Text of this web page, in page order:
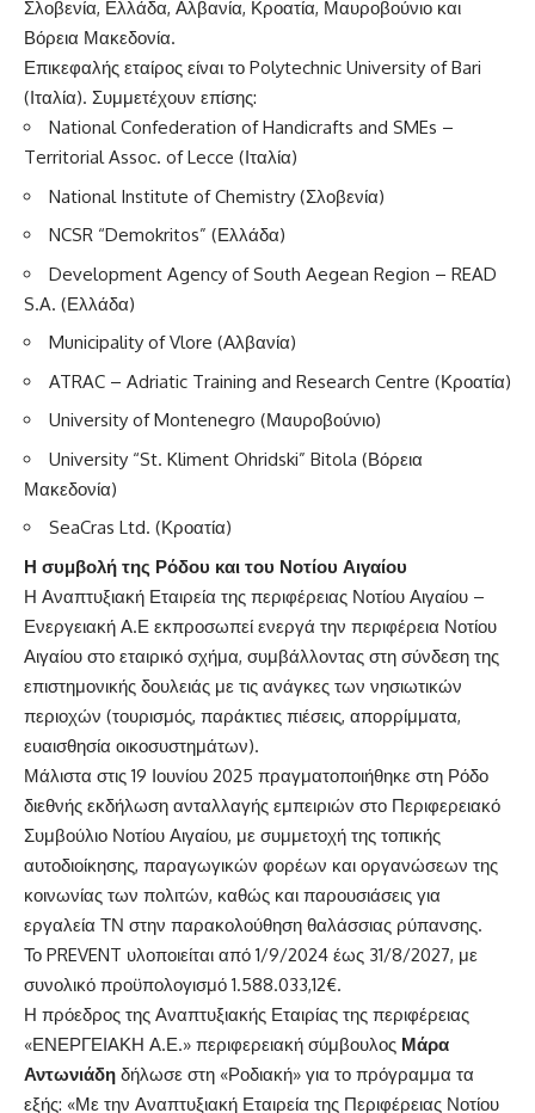
Σλοβενία, Ελλάδα, Αλβανία, Κροατία, Μαυροβούνιο και
Βόρεια Μακεδονία.
Επικεφαλής εταίρος είναι το Polytechnic University of Bari
(Ιταλία). Συμμετέχουν επίσης:
National Confederation of Handicrafts and SMEs –
Territorial Assoc. of Lecce (Ιταλία)
National Institute of Chemistry (Σλοβενία)
NCSR “Demokritos” (Ελλάδα)
Development Agency of South Aegean Region – READ
S.A. (Ελλάδα)
Municipality of Vlore (Αλβανία)
ATRAC – Adriatic Training and Research Centre (Κροατία)
University of Montenegro (Μαυροβούνιο)
University “St. Kliment Ohridski” Bitola (Βόρεια
Μακεδονία)
SeaCras Ltd. (Κροατία)
Η συμβολή της Ρόδου και του Νοτίου Αιγαίου
Η Αναπτυξιακή Εταιρεία της περιφέρειας Νοτίου Αιγαίου –
Ενεργειακή Α.Ε εκπροσωπεί ενεργά την περιφέρεια Νοτίου
Αιγαίου στο εταιρικό σχήμα, συμβάλλοντας στη σύνδεση της
επιστημονικής δουλειάς με τις ανάγκες των νησιωτικών
περιοχών (τουρισμός, παράκτιες πιέσεις, απορρίμματα,
ευαισθησία οικοσυστημάτων).
Μάλιστα στις 19 Ιουνίου 2025 πραγματοποιήθηκε στη Ρόδο
διεθνής εκδήλωση ανταλλαγής εμπειριών στο Περιφερειακό
Συμβούλιο Νοτίου Αιγαίου, με συμμετοχή της τοπικής
αυτοδιοίκησης, παραγωγικών φορέων και οργανώσεων της
κοινωνίας των πολιτών, καθώς και παρουσιάσεις για
εργαλεία ΤΝ στην παρακολούθηση θαλάσσιας ρύπανσης.
Το PREVENT υλοποιείται από 1/9/2024 έως 31/8/2027, με
συνολικό προϋπολογισμό 1.588.033,12€.
Η πρόεδρος της Αναπτυξιακής Εταιρίας της περιφέρειας
«ΕΝΕΡΓΕΙΑΚΗ Α.Ε.» περιφερειακή σύμβουλος Μάρα
Αντωνιάδη δήλωσε στη «Ροδιακή» για το πρόγραμμα τα
εξής: «Με την Αναπτυξιακή Εταιρεία της Περιφέρειας Νοτίου